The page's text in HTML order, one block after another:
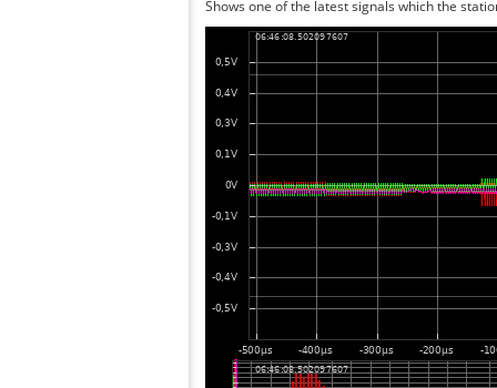
Shows one of the latest signals which the